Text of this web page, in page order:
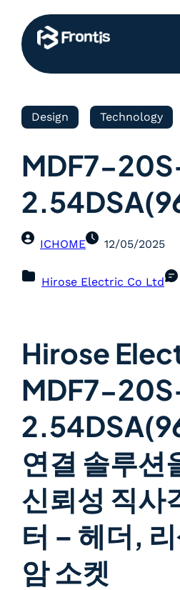
Design Technology
MDF7-
ICHOME 12/05/2025
Hirose Electric Co Ltd
Hirose
MDF7-
연결 솔루션
신뢰성 직사
터 – 헤더,
암 소켓